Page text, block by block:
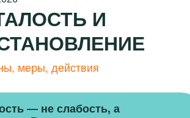
меры, действия
И
— не слабость, а